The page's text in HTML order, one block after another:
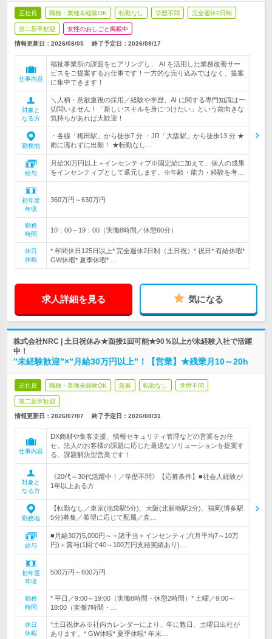
正社員 職種・業種未経験OK 転勤なし 学歴不問 完全週休2日制
第二新卒歓迎 女性のおしごと掲載中
情報更新日：2026/08/05 終了予定日： 2026/09/17
仕事内容
福祉事業所の課題をヒアリングし、 AI を活用した業務改善サー
ビスをご提案するお仕事です！一方的な売り込みではなく、提案
に集中できます！
対象と
なる方
＼人柄・意欲重視の採用／経験や学歴、AI に関する専門知識は一
切問いません！「新しいスキルを身につけたい」という前向きな
気持ちがあれば大歓迎！
勤務地
・各線「梅田駅」から徒歩7 分 ・JR「大阪駅」から徒歩13 分 ★
雨に濡れずに出勤！ ★転勤なし…
給与
月給30万円以上＋インセンティブ※固定給に加えて、個人の成果
をインセンティブとして還元します。※年齢・能力・経験を考…
初年度
年収
360万円～630万円
勤務
時間
10：00～19：00（実働8時間／休憩60分）
休日
休暇
* 年間休日125日以上* 完全週休2日制（土日祝）* 祝日* 有給休暇*
GW休暇* 夏季休暇* …
求人詳細を見る 気になる
株式会社NRC | 土日祝休み★面接1回可能★90％以上が未経験入社で活躍
中！
”未経験歓迎”×”月給30万円以上”！【営業】★残業月10～20h
正社員 職種・業種未経験OK 急募 転勤なし 学歴不問
第二新卒歓迎
情報更新日：2026/07/07 終了予定日： 2026/08/31
仕事内容
DX商材や集客支援、情報セキュリティ管理などの営業をお任
せ。法人のお客様の課題に応じた最適なソリューションを提案す
る、課題解決型営業です！
対象と
なる方
《20代～30代活躍中！／学歴不問》【応募条件】■社会人経験が
1年以上ある方
勤務地
【転勤なし／東京(池袋駅5分)、大阪(北新地駅2分)、福岡(博多駅
5分)募集／希望に応じて配属／直…
給与
■月給30万5,000円～＋諸手当＋インセンティブ(月平均7～10万
円)＋賞与(1回で40～100万円支給実績あり)…
初年度
年収
500万円～600万円
勤務
時間
* 平日／9:00～19:00（実働8時間・休憩2時間）* 土曜／9:00～
18:00（実働7時間・…
休日
休暇
*土日祝休み※社内カレンダーにより、年に数日、土曜日出社が
あります。* GW休暇* 夏季休暇* 年末…